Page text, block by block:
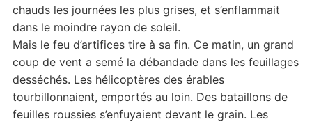
chauds les journées les plus grises, et s’enflammait
dans le moindre rayon de soleil.
Mais le feu d’artifices tire à sa fin. Ce matin, un grand
coup de vent a semé la débandade dans les feuillages
desséchés. Les hélicoptères des érables
tourbillonnaient, emportés au loin. Des bataillons de
feuilles roussies s’enfuyaient devant le grain. Les